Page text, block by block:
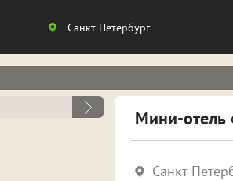
Санкт-Петербург
Мини-отель
Санкт-